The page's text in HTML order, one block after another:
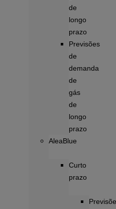
de
longo
prazo
Previsões
de
demanda
de
gás
de
longo
prazo
AleaBlue
Curto
prazo